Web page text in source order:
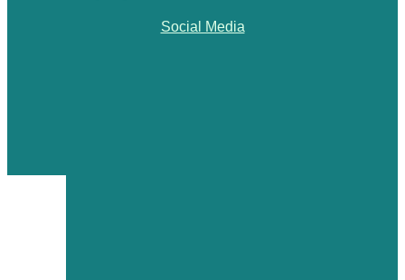
Social Media